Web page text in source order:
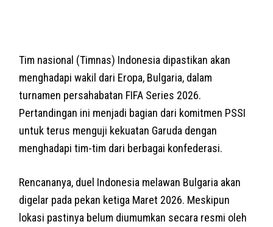
Tim nasional (Timnas) Indonesia dipastikan akan
menghadapi wakil dari Eropa, Bulgaria, dalam
turnamen persahabatan FIFA Series 2026.
Pertandingan ini menjadi bagian dari komitmen PSSI
untuk terus menguji kekuatan Garuda dengan
menghadapi tim-tim dari berbagai konfederasi.
Rencananya, duel Indonesia melawan Bulgaria akan
digelar pada pekan ketiga Maret 2026. Meskipun
lokasi pastinya belum diumumkan secara resmi oleh